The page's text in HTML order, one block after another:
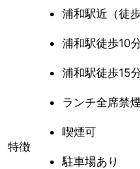
特徴
浦和駅近（徒
浦和駅徒歩10
浦和駅徒歩15
ランチ全席禁煙
喫煙可
駐車場あり